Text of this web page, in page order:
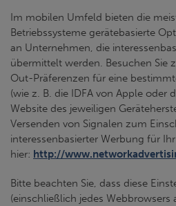
Im mobilen Umfeld bieten die
Betriebssysteme gerätebasierte
an Unternehmen, die
übermittelt werden. Besuchen Sie
Out-Präferenzen für eine
(wie z. B. die IDFA von Apple oder
Website des jeweiligen
Versenden von Signalen zum
interessenbasierter Werbung für
hier: http://
Bitte beachten Sie, dass diese
(einschließlich jedes Webbrowsers